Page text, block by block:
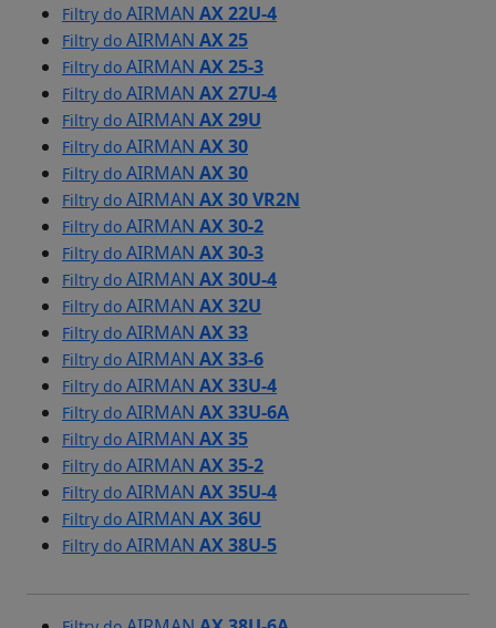
Filtry do AIRMAN AX 22U-4
Filtry do AIRMAN AX 25
Filtry do AIRMAN AX 25-3
Filtry do AIRMAN AX 27U-4
Filtry do AIRMAN AX 29U
Filtry do AIRMAN AX 30
Filtry do AIRMAN AX 30
Filtry do AIRMAN AX 30 VR2N
Filtry do AIRMAN AX 30-2
Filtry do AIRMAN AX 30-3
Filtry do AIRMAN AX 30U-4
Filtry do AIRMAN AX 32U
Filtry do AIRMAN AX 33
Filtry do AIRMAN AX 33-6
Filtry do AIRMAN AX 33U-4
Filtry do AIRMAN AX 33U-6A
Filtry do AIRMAN AX 35
Filtry do AIRMAN AX 35-2
Filtry do AIRMAN AX 35U-4
Filtry do AIRMAN AX 36U
Filtry do AIRMAN AX 38U-5